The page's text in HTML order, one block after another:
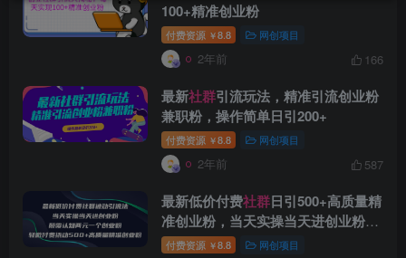
100+精准创业粉
付费资源 ￥8.8 网创项目
2年前 166
最新社群引流玩法，精准引流创业粉
兼职粉，操作简单日引200+
付费资源 ￥8.8 网创项目
2年前 587
最新低价付费社群日引500+高质量精
准创业粉，当天实操当天进创业粉，
日…
付费资源 ￥8.8 网创项目